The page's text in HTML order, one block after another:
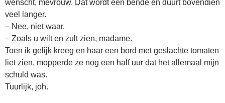
wenscht, mevrouw. Dat wordt een bende en duurt bovendien
veel langer.
– Nee, niet waar.
– Zoals u wilt en zult zien, madame.
Toen ik gelijk kreeg en haar een bord met geslachte tomaten
liet zien, mopperde ze nog een half uur dat het allemaal mijn
schuld was.
Tuurlijk, joh.